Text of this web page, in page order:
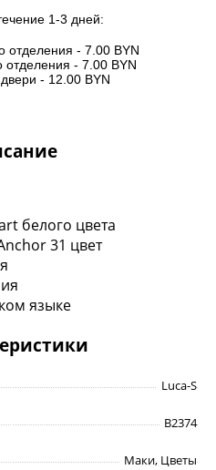
1-3 дней:
отделения - 7.00 BYN
отделения - 7.00 BYN
- 12.00 BYN
белого цвета
31 цвет
языке
Luca-S
B2374
Маки, Цветы